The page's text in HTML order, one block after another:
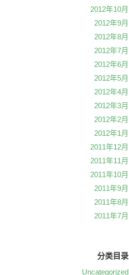
2012年10月
2012年9月
2012年8月
2012年7月
2012年6月
2012年5月
2012年4月
2012年3月
2012年2月
2012年1月
2011年12月
2011年11月
2011年10月
2011年9月
2011年8月
2011年7月
分类目录
Uncategorized